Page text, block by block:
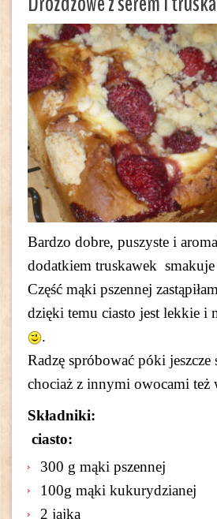
Bardzo dobre, puszyste i
dodatkiem truskawek smakuje
Część mąki pszennej
dzięki temu ciasto jest lekkie i
.
Radzę spróbować póki jeszcze
chociaż z innymi owocami też
Składniki:
ciasto:
300 g mąki pszennej
100g mąki kukurydzianej
2 jajka